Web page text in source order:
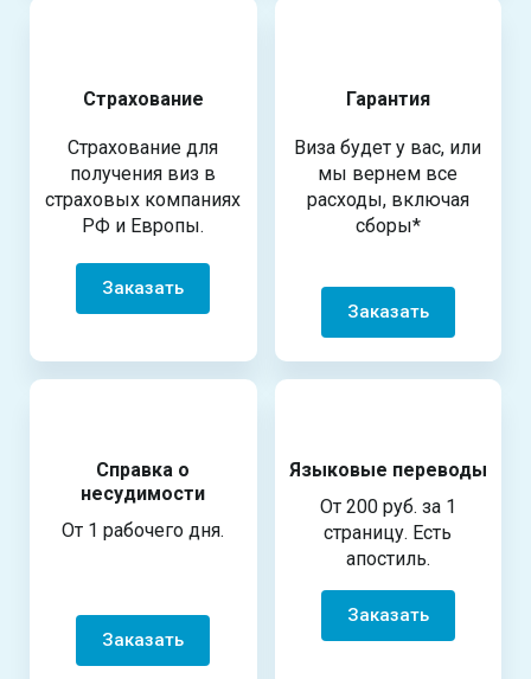
Страхование
Страхование для
получения виз в
страховых компаниях
РФ и Европы.
Заказать
Гарантия
Виза будет у вас, или
мы вернем все
расходы, включая
сборы*
Заказать
Справка о
несудимости
От 1 рабочего дня.
Заказать
Языковые переводы
От 200 руб. за 1
страницу. Есть
апостиль.
Заказать